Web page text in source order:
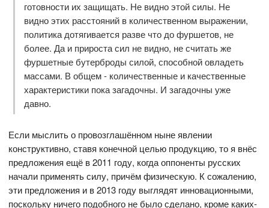
готовности их защищать. Не видно этой силы. Не
видно этих расстояний в количественном выражении,
политика дотягивается разве что до фуршетов, не
более. Да и прироста сил не видно, не считать же
фуршетные бутерброды силой, способной овладеть
массами. В общем - количественные и качественные
характеристики пока загадочны. И загадочны уже
давно.
Если мыслить о провозглашённом ныне явлении
конструктивно, ставя конечной целью продукцию, то я внёс
предложения ещё в 2011 году, когда оппоненты русских
начали применять силу, причём физическую. К сожалению,
эти предложения и в 2013 году выглядят инновационными,
поскольку ничего подобного не было сделано, кроме каких-